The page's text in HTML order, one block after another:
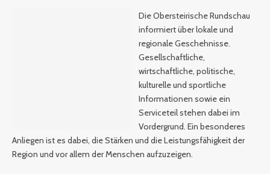
Die Obersteirische Rundschau
informiert über lokale und
regionale Geschehnisse.
Gesellschaftliche,
wirtschaftliche, politische,
kulturelle und sportliche
Informationen sowie ein
Serviceteil stehen dabei im
Vordergrund. Ein besonderes
Anliegen ist es dabei, die Stärken und die Leistungsfähigkeit der
Region und vor allem der Menschen aufzuzeigen.